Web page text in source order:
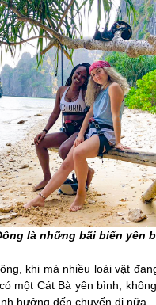
là những bãi biển yên
khi mà nhiều loài vật
một Cát Bà yên bình,
hưởng đến chuyến đi nữa.